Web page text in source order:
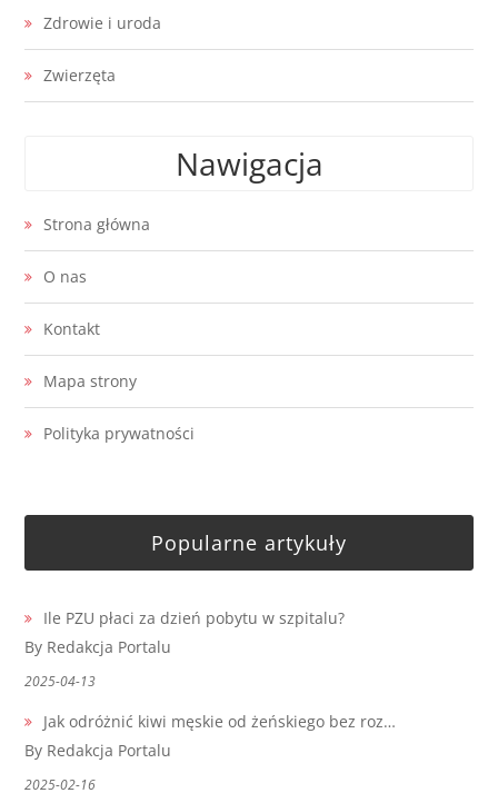
Zdrowie i uroda
Zwierzęta
Nawigacja
Strona główna
O nas
Kontakt
Mapa strony
Polityka prywatności
Popularne artykuły
Ile PZU płaci za dzień pobytu w szpitalu?
By Redakcja Portalu
2025-04-13
Jak odróżnić kiwi męskie od żeńskiego bez roz…
By Redakcja Portalu
2025-02-16